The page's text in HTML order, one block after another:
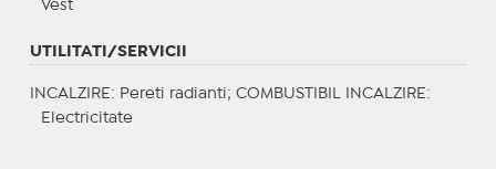
Vest
UTILITATI/SERVICII
INCALZIRE : Pereti radianti; COMBUSTIBIL INCALZIRE :
Electricitate